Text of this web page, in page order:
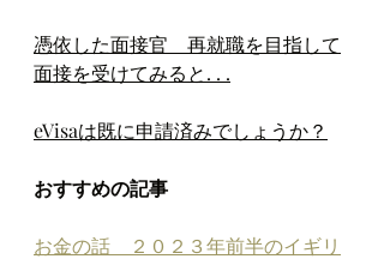
憑依した面接官　再就職を目指して
面接を受けてみると. . .
eVisaは既に申請済みでしょうか？
おすすめの記事
お金の話　２０２３年前半のイギリ